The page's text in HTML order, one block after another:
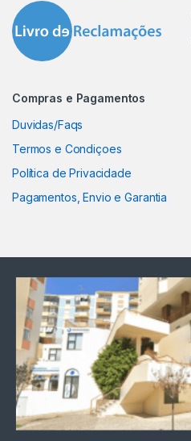
Compras e Pagamentos
Duvidas/Faqs
Termos e Condiçoes
Política de Privacidade
Pagamentos, Envio e Garantia